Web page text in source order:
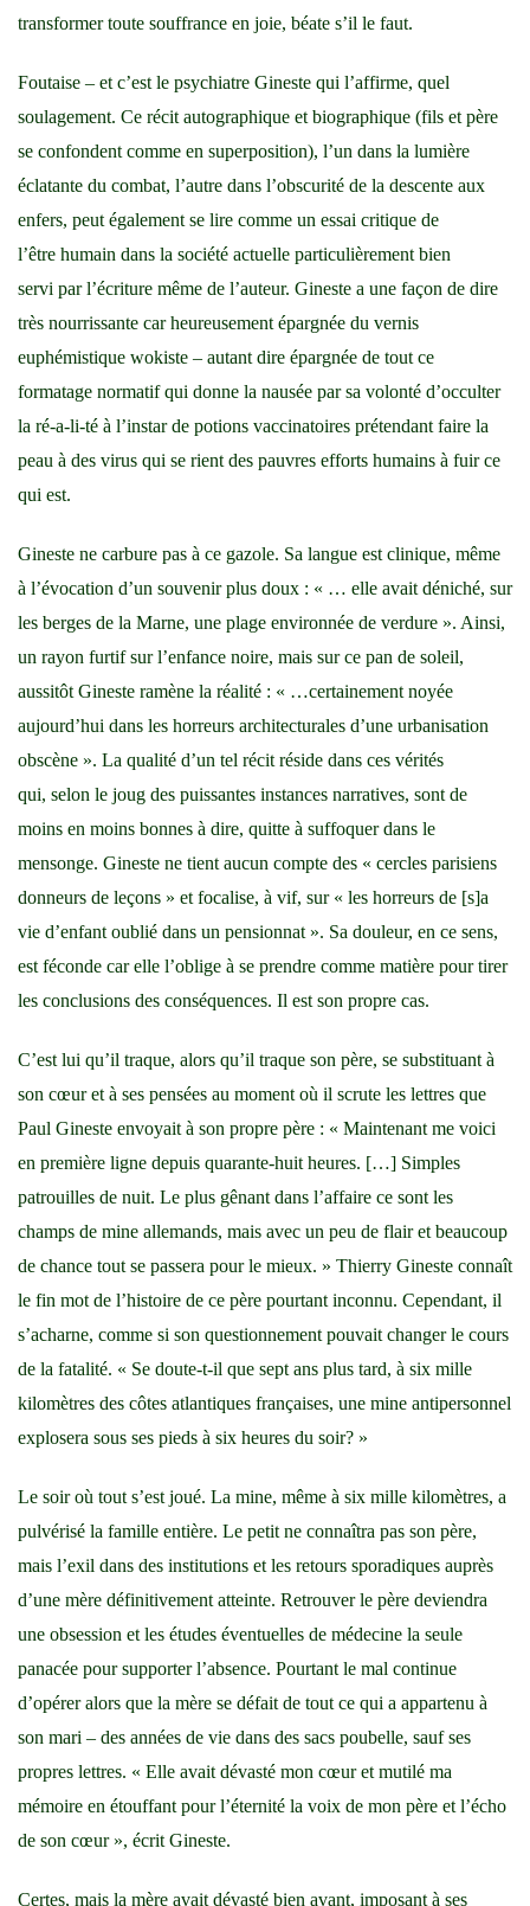
transformer toute souffrance en joie, béate s’il le faut.
Foutaise – et c’est le psychiatre Gineste qui l’affirme, quel
soulagement. Ce récit autographique et biographique (fils et père
se confondent comme en superposition), l’un dans la lumière
éclatante du combat, l’autre dans l’obscurité de la descente aux
enfers, peut également se lire comme un essai critique de
l’être humain dans la société actuelle particulièrement bien
servi par l’écriture même de l’auteur. Gineste a une façon de dire
très nourrissante car heureusement épargnée du vernis
euphémistique wokiste – autant dire épargnée de tout ce
formatage normatif qui donne la nausée par sa volonté d’occulter
la ré-a-li-té à l’instar de potions vaccinatoires prétendant faire la
peau à des virus qui se rient des pauvres efforts humains à fuir ce
qui est.
Gineste ne carbure pas à ce gazole. Sa langue est clinique, même
à l’évocation d’un souvenir plus doux : « … elle avait déniché, sur
les berges de la Marne, une plage environnée de verdure ». Ainsi,
un rayon furtif sur l’enfance noire, mais sur ce pan de soleil,
aussitôt Gineste ramène la réalité : « …certainement noyée
aujourd’hui dans les horreurs architecturales d’une urbanisation
obscène ». La qualité d’un tel récit réside dans ces vérités
qui, selon le joug des puissantes instances narratives, sont de
moins en moins bonnes à dire, quitte à suffoquer dans le
mensonge. Gineste ne tient aucun compte des « cercles parisiens
donneurs de leçons » et focalise, à vif, sur « les horreurs de [s]a
vie d’enfant oublié dans un pensionnat ». Sa douleur, en ce sens,
est féconde car elle l’oblige à se prendre comme matière pour tirer
les conclusions des conséquences. Il est son propre cas.
C’est lui qu’il traque, alors qu’il traque son père, se substituant à
son cœur et à ses pensées au moment où il scrute les lettres que
Paul Gineste envoyait à son propre père : « Maintenant me voici
en première ligne depuis quarante-huit heures. […] Simples
patrouilles de nuit. Le plus gênant dans l’affaire ce sont les
champs de mine allemands, mais avec un peu de flair et beaucoup
de chance tout se passera pour le mieux. » Thierry Gineste connaît
le fin mot de l’histoire de ce père pourtant inconnu. Cependant, il
s’acharne, comme si son questionnement pouvait changer le cours
de la fatalité. « Se doute-t-il que sept ans plus tard, à six mille
kilomètres des côtes atlantiques françaises, une mine antipersonnel
explosera sous ses pieds à six heures du soir? »
Le soir où tout s’est joué. La mine, même à six mille kilomètres, a
pulvérisé la famille entière. Le petit ne connaîtra pas son père,
mais l’exil dans des institutions et les retours sporadiques auprès
d’une mère définitivement atteinte. Retrouver le père deviendra
une obsession et les études éventuelles de médecine la seule
panacée pour supporter l’absence. Pourtant le mal continue
d’opérer alors que la mère se défait de tout ce qui a appartenu à
son mari – des années de vie dans des sacs poubelle, sauf ses
propres lettres. « Elle avait dévasté mon cœur et mutilé ma
mémoire en étouffant pour l’éternité la voix de mon père et l’écho
de son cœur », écrit Gineste.
Certes, mais la mère avait dévasté bien avant, imposant à ses